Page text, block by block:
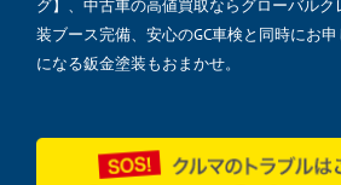
グ】、中古車の高値買取ならグローバル
装ブース完備、安心のGC車検と同時にお
になる鈑金塗装もおまかせ。